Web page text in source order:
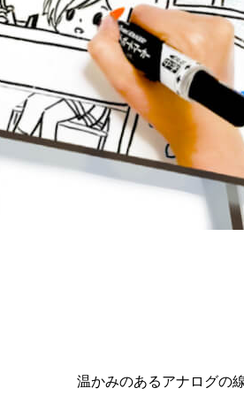
温かみのあるアナログの